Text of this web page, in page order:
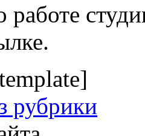
работе
рубрики